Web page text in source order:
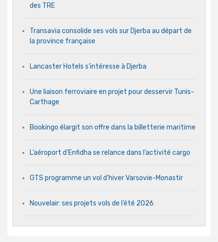
des TRE
Transavia consolide ses vols sur Djerba au départ de
la province française
Lancaster Hotels s’intéresse à Djerba
Une liaison ferroviaire en projet pour desservir Tunis-
Carthage
Bookingo élargit son offre dans la billetterie maritime
L’aéroport d’Enfidha se relance dans l’activité cargo
GTS programme un vol d’hiver Varsovie-Monastir
Nouvelair: ses projets vols de l’été 2026